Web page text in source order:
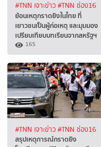
#TNN เจาะข่าว#TNN ช่อง16
ย้อนเหตุกราดยิงในไทย ที่
เยาวชนเป็นผู้ก่อเหตุ และมุมมอง
เปรียบเทียบบทเรียนจากสหรัฐฯ
165
#TNN เจาะข่าว#TNN ช่อง16
สรุปเหตุการณ์กราดยิง